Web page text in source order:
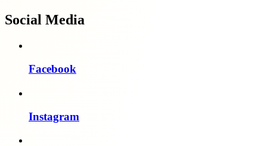
Social Media
Facebook
Instagram